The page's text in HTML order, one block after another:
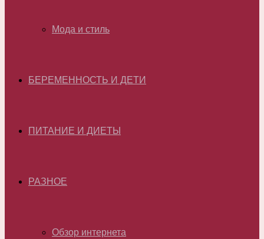
Мода и стиль
БЕРЕМЕННОСТЬ И ДЕТИ
ПИТАНИЕ И ДИЕТЫ
РАЗНОЕ
Обзор интернета